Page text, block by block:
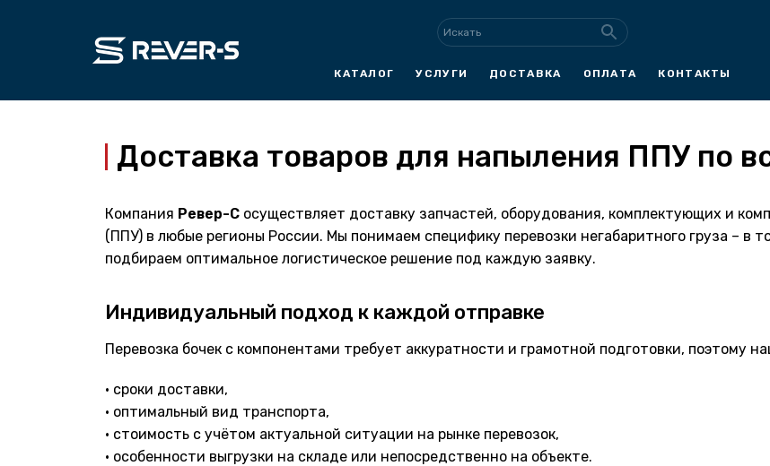
содержимому
КАТАЛОГ УСЛУГИ ДОСТАВКА ОПЛАТА КОНТАКТЫ
Доставка товаров для напыления ППУ по
Компания Ревер-С осуществляет доставку запчастей, оборудования, комплектующих и
(ППУ) в любые регионы России. Мы понимаем специфику перевозки негабаритного груза – в
подбираем оптимальное логистическое решение под каждую заявку.
Индивидуальный подход к каждой отправке
Перевозка бочек с компонентами требует аккуратности и грамотной подготовки, поэтому
• сроки доставки,
• оптимальный вид транспорта,
• стоимость с учётом актуальной ситуации на рынке перевозок,
• особенности выгрузки на складе или непосредственно на объекте.